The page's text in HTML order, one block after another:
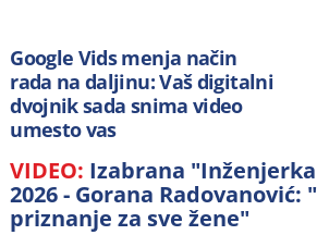
Google Vids menja način
rada na daljinu: Vaš digitalni
dvojnik sada snima video
umesto vas
VIDEO: Izabrana
2026 - Gorana Radovanović:
priznanje za sve žene"